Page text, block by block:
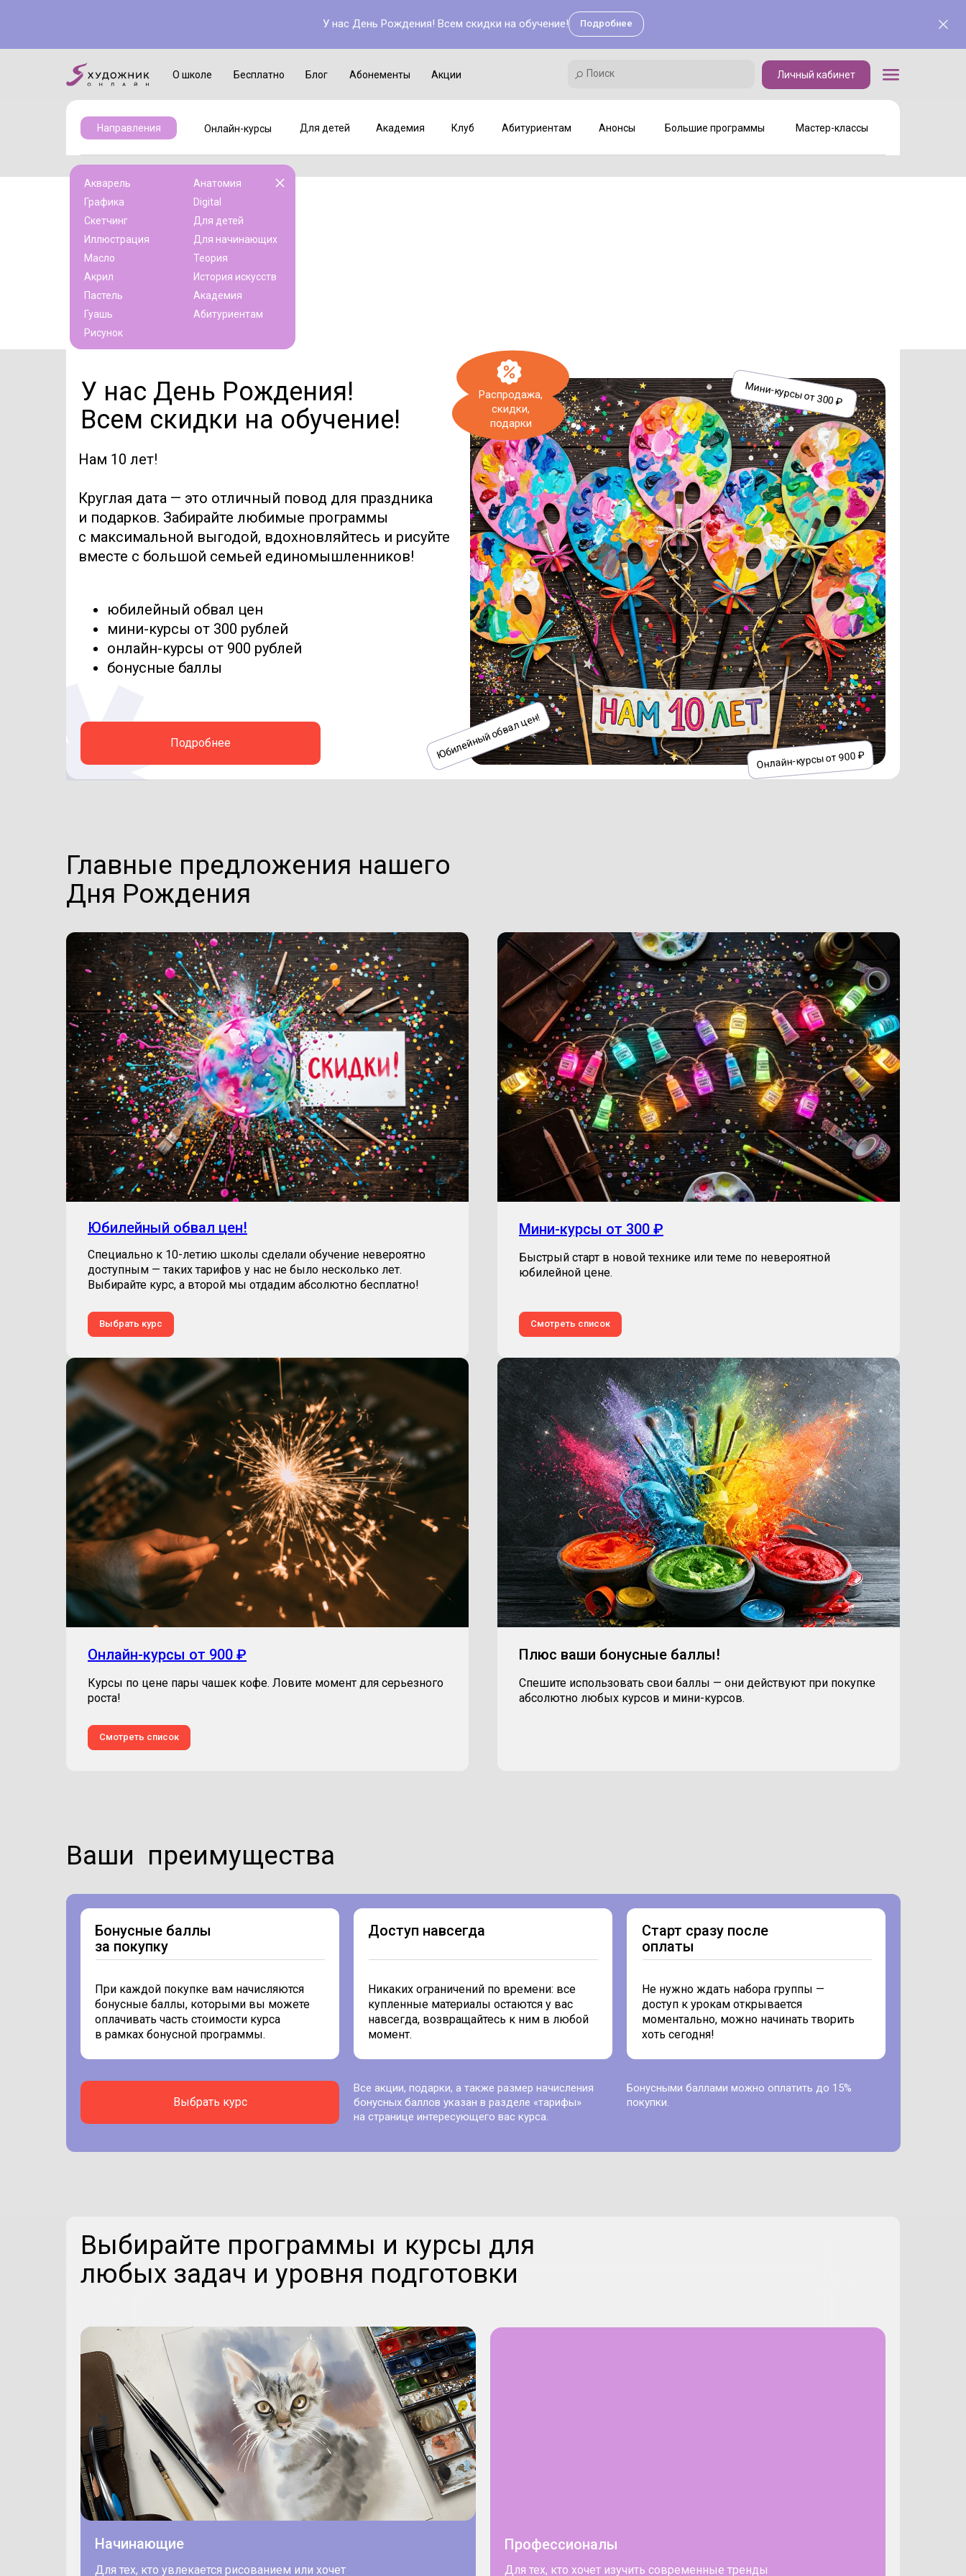
У нас День Рождения! Всем скидки на обучение! Подробнее
Блог Акции
Абонементы
О школе Бесплатно Личный кабинет
Поиск
Мастер-классы
Для детей Академия Клуб Абитуриентам Анонсы Большие программы
Онлайн-курсы
Направления
Поиск
Академия Клуб Мастер-классы
Акварель
Графика
Скетчинг
Иллюстрация
Масло
Акрил
Пастель
Гуашь
Рисунок
Анатомия
Digital
Для детей
Для начинающих
Теория
История искусств
Академия
Абитуриентам
Нам 10 лет!
Круглая дата — это отличный повод для праздника
и подарков. Забирайте любимые программы
с максимальной выгодой, вдохновляйтесь и рисуйте
вместе с большой семьей единомышленников!
юбилейный обвал цен
мини-курсы от 300 рублей
онлайн-курсы от 900 рублей
бонусные баллы
Подробнее
У нас День Рождения!
Всем скидки на обучение!
Распродажа,
скидки,
подарки
Онлайн-курсы от 900 ₽
Юбилейный обвал цен!
Мини-курсы от 300 ₽
Главные предложения нашего
Дня Рождения
Юбилейный обвал цен!
Специально к 10-летию школы сделали обучение невероятно
доступным — таких тарифов у нас не было несколько лет.
Выбирайте курс, а второй мы отдадим абсолютно бесплатно!
Выбрать курс
Мини-курсы от 300 ₽
Быстрый старт в новой технике или теме по невероятной
юбилейной цене.
Смотреть список
Онлайн-курсы от 900 ₽
Курсы по цене пары чашек кофе. Ловите момент для серьезного
роста!
Смотреть список
Плюс ваши бонусные баллы!
Спешите использовать свои баллы — они действуют при покупке
абсолютно любых курсов и мини-курсов.
Ваши преимущества
Не нужно ждать набора группы —
доступ к урокам открывается
моментально, можно начинать творить
хоть сегодня!
Старт сразу после
оплаты
При каждой покупке вам начисляются
бонусные баллы, которыми вы можете
оплачивать часть стоимости курса
в рамках бонусной программы.
Бонусные баллы
за покупку
Никаких ограничений по времени: все
купленные материалы остаются у вас
навсегда, возвращайтесь к ним в любой
момент.
Доступ навсегда
Бонусными баллами можно оплатить до 15%
покупки.
Все акции, подарки, а также размер начисления
бонусных баллов указан в разделе «тарифы»
на странице интересующего вас курса.
Выбрать курс
Выбирайте программы и курсы для
любых задач и уровня подготовки
Начинающие
Для тех, кто увлекается рисованием или хочет
Профессионалы
Для тех, кто хочет изучить современные тренды